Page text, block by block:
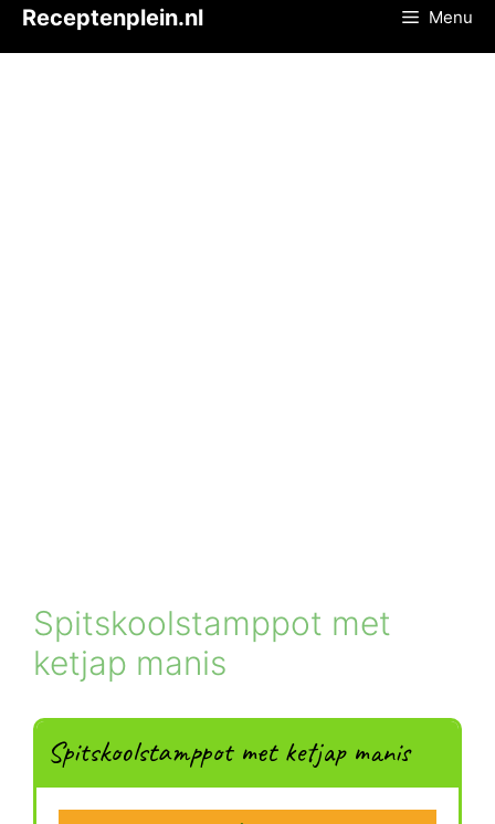
Receptenplein.nl Menu
Spitskoolstamppot met
ketjap manis
Spitskoolstamppot met ketjap manis